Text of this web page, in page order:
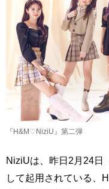
『H&M♡NiziU』第二弾
NiziUは、昨日2月24日
して起用されている、